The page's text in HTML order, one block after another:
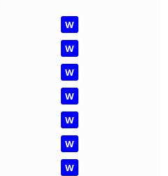
W
W
W
W
W
W
W